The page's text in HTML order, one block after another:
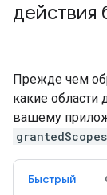
действия
Прежде чем
какие области
вашему
grantedScopes
Быстрый